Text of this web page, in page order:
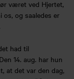
været ved Hjertet,
os, og saaledes er
had til
14. aug. har hun
at det var den dag,